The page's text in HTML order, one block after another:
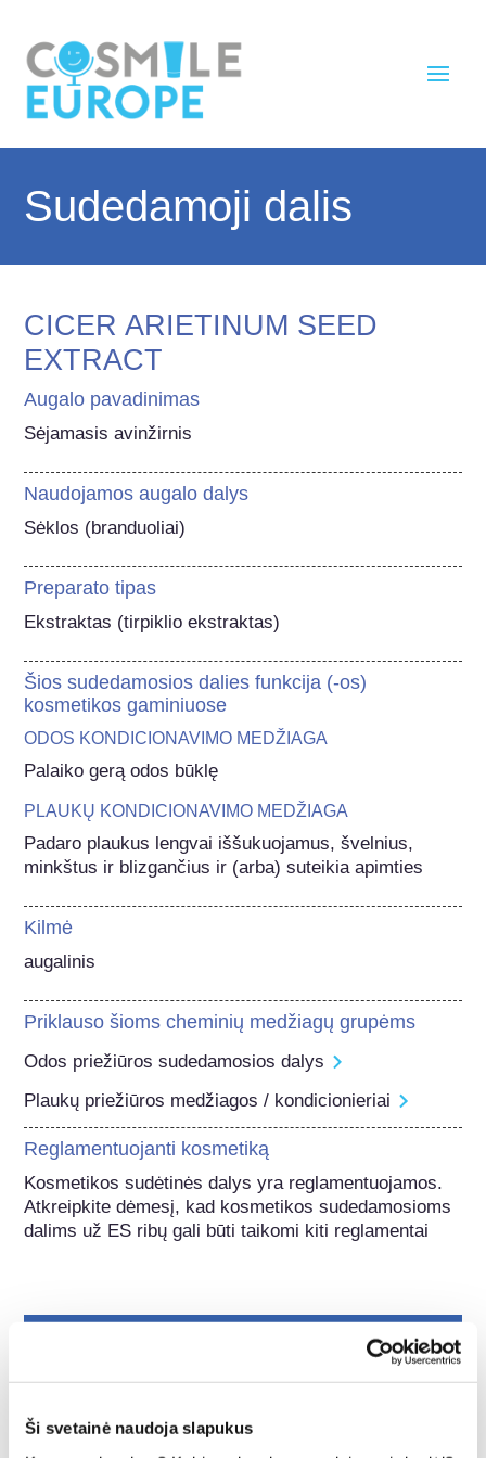
Ši svetainė naudoja slapukus
Sudedamoji dalis
CICER ARIETINUM SEED
EXTRACT
Augalo pavadinimas
Sėjamasis avinžirnis
Naudojamos augalo dalys
Sėklos (branduoliai)
Preparato tipas
Ekstraktas (tirpiklio ekstraktas)
Šios sudedamosios dalies funkcija (-os)
kosmetikos gaminiuose
ODOS KONDICIONAVIMO MEDŽIAGA
Palaiko gerą odos būklę
PLAUKŲ KONDICIONAVIMO MEDŽIAGA
Padaro plaukus lengvai iššukuojamus, švelnius,
minkštus ir blizgančius ir (arba) suteikia apimties
Kilmė
augalinis
Priklauso šioms cheminių medžiagų grupėms
Odos priežiūros sudedamosios dalys
Plaukų priežiūros medžiagos / kondicionieriai
Reglamentuojanti kosmetiką
Kosmetikos sudėtinės dalys yra reglamentuojamos.
Atkreipkite dėmesį, kad kosmetikos sudedamosioms
dalims už ES ribų gali būti taikomi kiti reglamentai
kosmetiką